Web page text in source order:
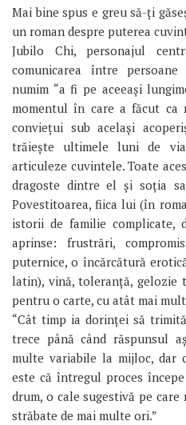
Mai bine spus e greu să-ți
un roman despre puterea
Jubilo Chi, personajul
comunicarea între
numim “a fi pe aceeași
momentul în care a făcut ca
conviețui sub același
trăiește ultimele luni de
articuleze cuvintele. Toate
dragoste dintre el și soția
Povestitoarea, fiica lui (în
istorii de familie complicate,
aprinse: frustrări,
puternice, o încărcătură
latin), vină, toleranță, gelozie
pentru o carte, cu atât mai
“Cât timp ia dorinței să
trece până când răspunsul
multe variabile la mijloc, dar
este că întregul proces
drum, o cale sugestivă pe
străbate de mai multe ori.”